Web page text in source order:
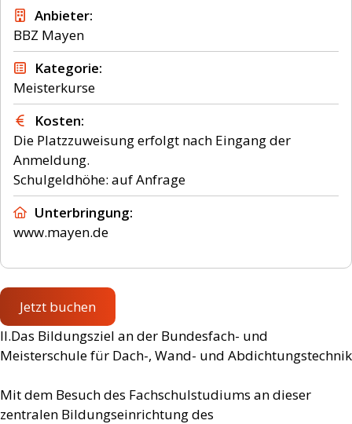
Anbieter
BBZ Mayen
Kategorie
Meisterkurse
Kosten
Die Platzzuweisung erfolgt nach Eingang der
Anmeldung.
Schulgeldhöhe: auf Anfrage
Unterbringung
www.mayen.de
Jetzt buchen
II.Das Bildungsziel an der Bundesfach- und
Meisterschule für Dach-, Wand- und Abdichtungstechnik
Mit dem Besuch des Fachschulstudiums an dieser
zentralen Bildungseinrichtung des